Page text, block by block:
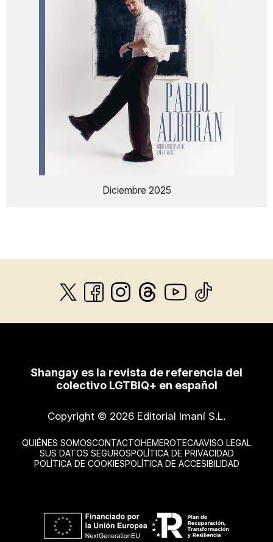
Diciembre 2025
Shangay es la revista de referencia del
colectivo LGTBIQ+ en español
Copyright © 2026 Editorial Imaní S.L.
QUIÉNES SOMOSCONTACTOHEMEROTECAAVISO LEGAL
SUS DATOS SEGUROSPOLÍTICA DE PRIVACIDAD
POLÍTICA DE COOKIESPOLÍTICA DE ACCESIBILIDAD